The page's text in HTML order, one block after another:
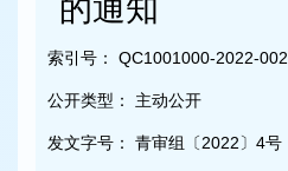
的通知
索引号： QC1001000-2022-002
公开类型： 主动公开
发文字号： 青审组〔2022〕4号